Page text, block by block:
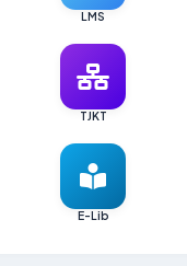
LMS
TJKT
E-Lib